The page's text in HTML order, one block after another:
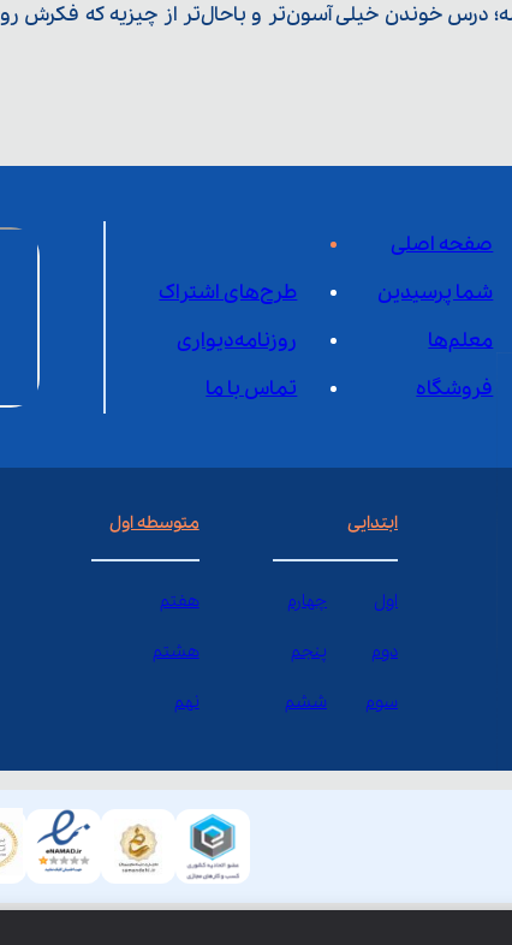
درس خوندن خیلی آسون‌تر و باحال‌تر از چیزیه که فکرش رو
صفحه اصلی
شما پرسیدین
طرح‌های اشتراک
معلم‌ها
روزنامه‌دیواری
فروشگاه
تماس با ما
ابتدایی
اول چهارم
دوم پنجم
سوم ششم
متوسطه اول
هفتم
هشتم
نهم